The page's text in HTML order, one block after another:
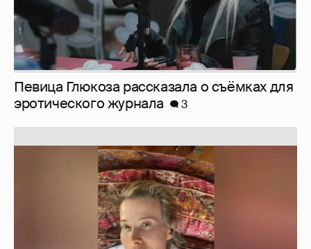
Юлия Высоцкая выложила селфи без